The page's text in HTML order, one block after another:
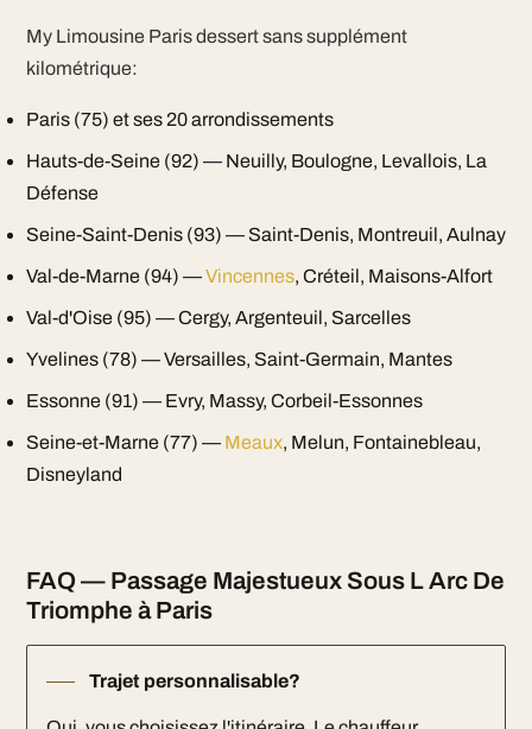
My Limousine Paris dessert sans supplément
kilométrique:
Paris (75) et ses 20 arrondissements
Hauts-de-Seine (92) — Neuilly, Boulogne, Levallois, La
Défense
Seine-Saint-Denis (93) — Saint-Denis, Montreuil, Aulnay
Val-de-Marne (94) —Vincennes, Créteil, Maisons-Alfort
Val-d'Oise (95) — Cergy, Argenteuil, Sarcelles
Yvelines (78) — Versailles, Saint-Germain, Mantes
Essonne (91) — Evry, Massy, Corbeil-Essonnes
Seine-et-Marne (77) — Meaux, Melun, Fontainebleau,
Disneyland
FAQ — Passage Majestueux Sous L Arc De
Triomphe à Paris
Trajet personnalisable?